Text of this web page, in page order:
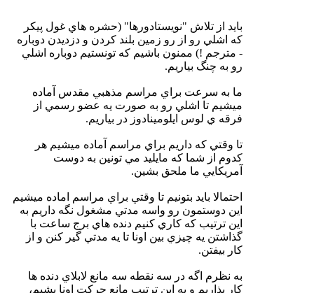
بايد از تلاش "نويستادورها" (حشره هاي غول پيكر
كه اشلي رو از رو زمين بلند كردن و دزديدن دوباره
- مترجم !) ممنون باشيم كه تونستيم دوباره اشلي
رو به چنگ بياريم.
ما به سرعت براي مراسم مذهبي مقدس آماده
ميشيم تا اشلي رو به صورت يه عضو رسمي از
فرقه ي لوس ايلومينادوز در بياريم.
تا وقتي كه داريم براي مراسم آماده ميشيم هر
كدوم از شما كه مايليد مي تونين به دوست
آمريكايي ما ملحق بشين.
احتمالا بايد بتونيم تا وقتي براي مراسم اماده ميشيم
اين دوستمون رو واسه مدتي مشغول نگه داريم به
اين ترتيب كه كاري كنيم دنده هاي برج ساعت با
گذاشتن يه چيزي بين اونا تا يه مدتي گير كنن و از
كار بيفتن.
به نظرم اگه در سه نقطه سه مانع لابلاي دنده ها
كار بذاريم و به اين ترتيب مانع حركت اونا بشيم،